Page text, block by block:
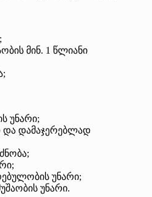
მინ. 1 წლიანი
უნარი;
და დამაჯერებლად
უნარი;
უნარი.